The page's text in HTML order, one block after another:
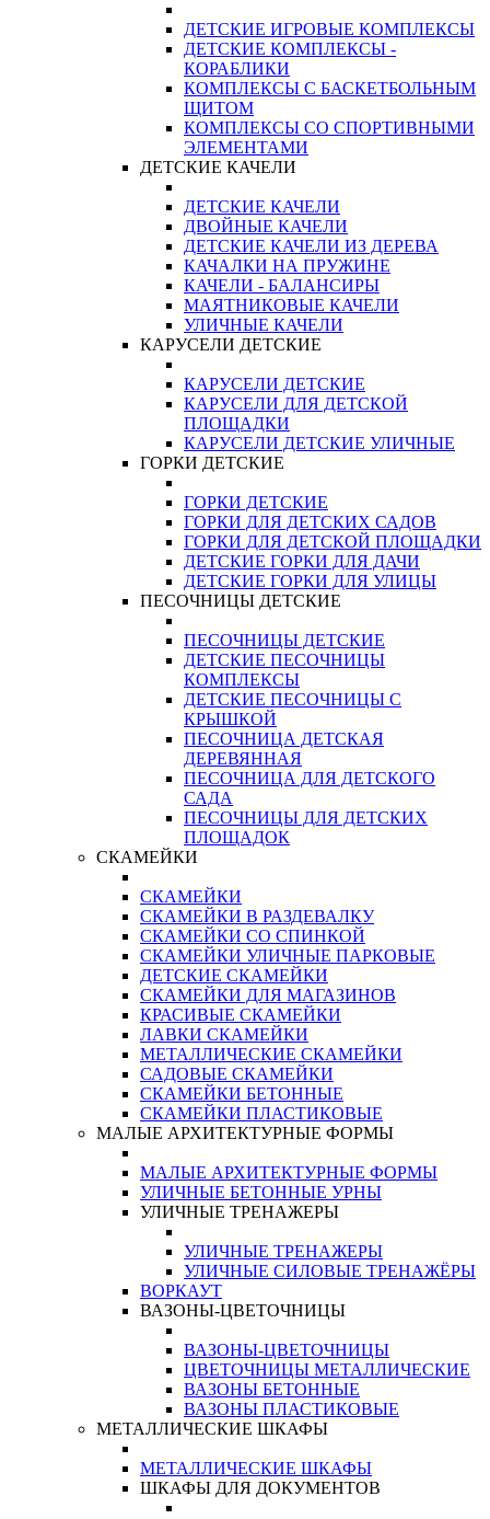
ДЕТСКИЕ ИГРОВЫЕ КОМПЛЕКСЫ
ДЕТСКИЕ КОМПЛЕКСЫ -
КОРАБЛИКИ
КОМПЛЕКСЫ С БАСКЕТБОЛЬНЫМ
ЩИТОМ
КОМПЛЕКСЫ СО СПОРТИВНЫМИ
ЭЛЕМЕНТАМИ
ДЕТСКИЕ КАЧЕЛИ
ДЕТСКИЕ КАЧЕЛИ
ДВОЙНЫЕ КАЧЕЛИ
ДЕТСКИЕ КАЧЕЛИ ИЗ ДЕРЕВА
КАЧАЛКИ НА ПРУЖИНЕ
КАЧЕЛИ - БАЛАНСИРЫ
МАЯТНИКОВЫЕ КАЧЕЛИ
УЛИЧНЫЕ КАЧЕЛИ
КАРУСЕЛИ ДЕТСКИЕ
КАРУСЕЛИ ДЕТСКИЕ
КАРУСЕЛИ ДЛЯ ДЕТСКОЙ
ПЛОЩАДКИ
КАРУСЕЛИ ДЕТСКИЕ УЛИЧНЫЕ
ГОРКИ ДЕТСКИЕ
ГОРКИ ДЕТСКИЕ
ГОРКИ ДЛЯ ДЕТСКИХ САДОВ
ГОРКИ ДЛЯ ДЕТСКОЙ ПЛОЩАДКИ
ДЕТСКИЕ ГОРКИ ДЛЯ ДАЧИ
ДЕТСКИЕ ГОРКИ ДЛЯ УЛИЦЫ
ПЕСОЧНИЦЫ ДЕТСКИЕ
ПЕСОЧНИЦЫ ДЕТСКИЕ
ДЕТСКИЕ ПЕСОЧНИЦЫ
КОМПЛЕКСЫ
ДЕТСКИЕ ПЕСОЧНИЦЫ С
КРЫШКОЙ
ПЕСОЧНИЦА ДЕТСКАЯ
ДЕРЕВЯННАЯ
ПЕСОЧНИЦА ДЛЯ ДЕТСКОГО
САДА
ПЕСОЧНИЦЫ ДЛЯ ДЕТСКИХ
ПЛОЩАДОК
СКАМЕЙКИ
СКАМЕЙКИ
СКАМЕЙКИ В РАЗДЕВАЛКУ
СКАМЕЙКИ СО СПИНКОЙ
СКАМЕЙКИ УЛИЧНЫЕ ПАРКОВЫЕ
ДЕТСКИЕ СКАМЕЙКИ
СКАМЕЙКИ ДЛЯ МАГАЗИНОВ
КРАСИВЫЕ СКАМЕЙКИ
ЛАВКИ СКАМЕЙКИ
МЕТАЛЛИЧЕСКИЕ СКАМЕЙКИ
САДОВЫЕ СКАМЕЙКИ
СКАМЕЙКИ БЕТОННЫЕ
СКАМЕЙКИ ПЛАСТИКОВЫЕ
МАЛЫЕ АРХИТЕКТУРНЫЕ ФОРМЫ
МАЛЫЕ АРХИТЕКТУРНЫЕ ФОРМЫ
УЛИЧНЫЕ БЕТОННЫЕ УРНЫ
УЛИЧНЫЕ ТРЕНАЖЕРЫ
УЛИЧНЫЕ ТРЕНАЖЕРЫ
УЛИЧНЫЕ СИЛОВЫЕ ТРЕНАЖЁРЫ
ВОРКАУТ
ВАЗОНЫ-ЦВЕТОЧНИЦЫ
ВАЗОНЫ-ЦВЕТОЧНИЦЫ
ЦВЕТОЧНИЦЫ МЕТАЛЛИЧЕСКИЕ
ВАЗОНЫ БЕТОННЫЕ
ВАЗОНЫ ПЛАСТИКОВЫЕ
МЕТАЛЛИЧЕСКИЕ ШКАФЫ
МЕТАЛЛИЧЕСКИЕ ШКАФЫ
ШКАФЫ ДЛЯ ДОКУМЕНТОВ